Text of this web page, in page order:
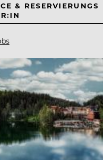
& RESERVIERUNGS